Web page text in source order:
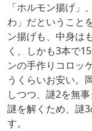
「ホルモン揚げ」
わ」だということ
ン揚げも、中身は
く、しかも3本で
ンの手作りコロッ
うくらいお安い。
しつつ、謎2を無
謎を解くため、謎
す。